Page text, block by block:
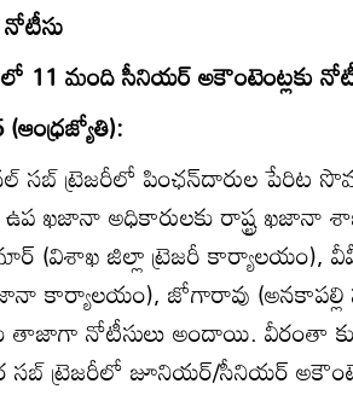
11 మంది సీనియర్‌ అకౌంటెంట్లకు
సబ్‌ ట్రెజరీలో పింఛన్‌దారుల పేరిట
ఉప ఖజానా అధికారులకు రాష్ట్ర ఖజానా
(విశాఖ జిల్లా ట్రెజరీ కార్యాలయం),
కార్యాలయం), జోగారావు (అనకాపల్లి
తాజాగా నోటీసులు అందాయి. వీరంతా
ట్రెజరీలో జూనియర్‌/సీనియర్‌